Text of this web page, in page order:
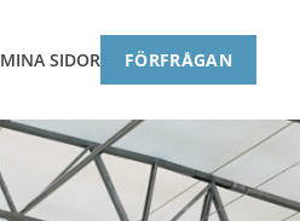
MINA SIDOR FÖRFRÅGAN